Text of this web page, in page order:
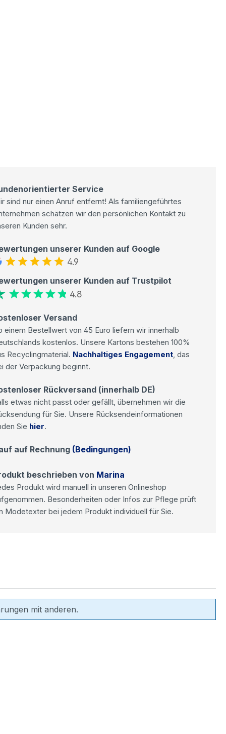
Service
sind nur einen Anruf entfernt! Als familiengeführtes
schätzen wir den persönlichen Kontakt zu
Kunden sehr.
unserer Kunden auf Google
4.9
unserer Kunden auf Trustpilot
4.8
Versand
einem Bestellwert von 45 Euro liefern wir innerhalb
kostenlos. Unsere Kartons bestehen 100%
Recyclingmaterial. Nachhaltiges Engagement, das
der Verpackung beginnt.
Rückversand (innerhalb DE)
etwas nicht passt oder gefällt, übernehmen wir die
für Sie. Unsere Rücksendeinformationen
Sie hier.
auf Rechnung (Bedingungen)
beschrieben von Marina
Produkt wird manuell in unseren Onlineshop
Besonderheiten oder Infos zur Pflege prüft
Modetexter bei jedem Produkt individuell für Sie.
mit anderen.